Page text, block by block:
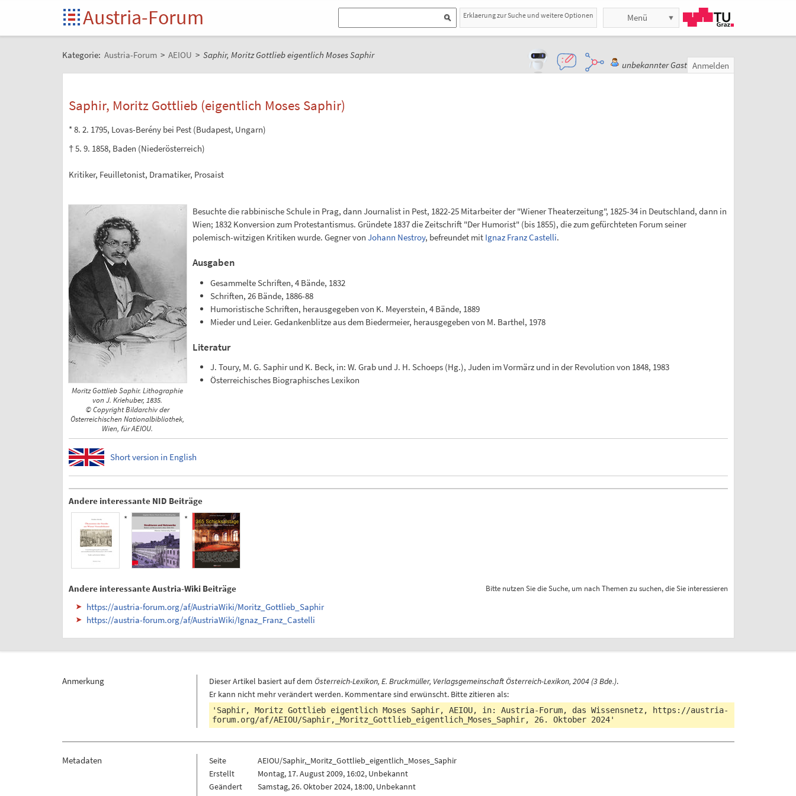
Austria-Forum Erklaerung zur Suche und weitere Optionen Menü
Kategorie: Austria-Forum > AEIOU > Saphir, Moritz Gottlieb eigentlich Moses Saphir
unbekannter Gast Anmelden
Saphir, Moritz Gottlieb (eigentlich Moses Saphir)
* 8. 2. 1795, Lovas-Berény bei Pest (Budapest, Ungarn)
† 5. 9. 1858, Baden (Niederösterreich)
Kritiker, Feuilletonist, Dramatiker, Prosaist
Moritz Gottlieb Saphir. Lithographie
von J. Kriehuber, 1835.
© Copyright Bildarchiv der
Österreichischen Nationalbibliothek,
Wien, für AEIOU.
Besuchte die rabbinische Schule in Prag, dann Journalist in Pest, 1822-25 Mitarbeiter der "Wiener Theaterzeitung", 1825-34 in Deutschland, dann in
Wien; 1832 Konversion zum Protestantismus. Gründete 1837 die Zeitschrift "Der Humorist" (bis 1855), die zum gefürchteten Forum seiner
polemisch-witzigen Kritiken wurde. Gegner von Johann Nestroy, befreundet mit Ignaz Franz Castelli.
Ausgaben
Gesammelte Schriften, 4 Bände, 1832
Schriften, 26 Bände, 1886-88
Humoristische Schriften, herausgegeben von K. Meyerstein, 4 Bände, 1889
Mieder und Leier. Gedankenblitze aus dem Biedermeier, herausgegeben von M. Barthel, 1978
Literatur
J. Toury, M. G. Saphir und K. Beck, in: W. Grab und J. H. Schoeps (Hg.), Juden im Vormärz und in der Revolution von 1848, 1983
Österreichisches Biographisches Lexikon
Short version in English
Andere interessante NID Beiträge
*
*
Bitte nutzen Sie die Suche, um nach Themen zu suchen, die Sie interessieren
Andere interessante Austria-Wiki Beiträge
https://austria-forum.org/af/AustriaWiki/Moritz_Gottlieb_Saphir
https://austria-forum.org/af/AustriaWiki/Ignaz_Franz_Castelli
Anmerkung Dieser Artikel basiert auf dem Österreich-Lexikon, E. Bruckmüller, Verlagsgemeinschaft Österreich-Lexikon, 2004 (3 Bde.).
Er kann nicht mehr verändert werden. Kommentare sind erwünscht. Bitte zitieren als:
'Saphir, Moritz Gottlieb eigentlich Moses Saphir, AEIOU, in: Austria-Forum, das Wissensnetz,
https://austria-
forum.org/af/AEIOU/Saphir,_Moritz_Gottlieb_eigentlich_Moses_Saphir, 26. Oktober 2024'
Metadaten Seite
AEIOU/Saphir,_Moritz_Gottlieb_eigentlich_Moses_Saphir
Erstellt
Montag, 17. August 2009, 16:02, Unbekannt
Geändert
Samstag, 26. Oktober 2024, 18:00, Unbekannt